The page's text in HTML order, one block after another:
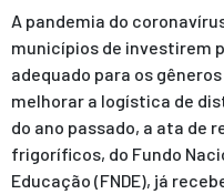
A pandemia do
municípios de investirem
adequado para os
melhorar a logística de
do ano passado, a ata de
frigoríficos, do Fundo
Educação (FNDE), já